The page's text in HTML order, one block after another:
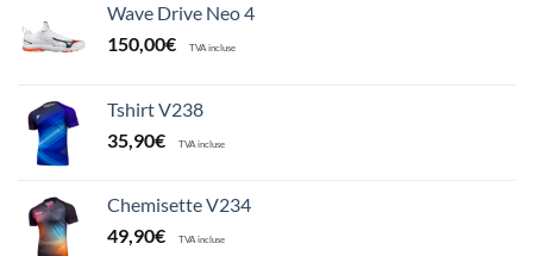
Wave Drive Neo 4
150,00€ TVA incluse
Tshirt V238
35,90€ TVA incluse
Chemisette V234
49,90€ TVA incluse